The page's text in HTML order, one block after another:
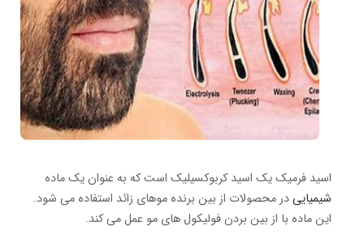
اسید فرمیک یک اسید کربوکسیلیک است که به عنوان یک ماده
شیمیاییدر محصولات از بین برنده موهای زائد استفاده می شود.
این ماده با از بین بردن فولیکول های مو عمل می کند.